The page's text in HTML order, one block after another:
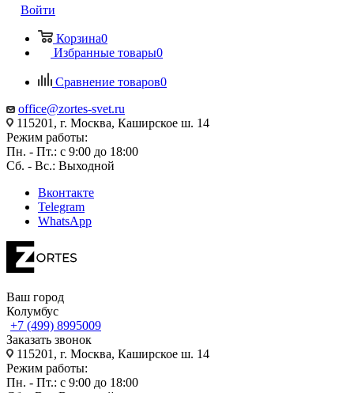
Войти
Корзина0
Избранные товары0
Сравнение товаров0
office@zortes-svet.ru
115201, г. Москва, Каширское ш. 14
Режим работы:
Пн. - Пт.: с 9:00 до 18:00
Сб. - Вс.: Выходной
Вконтакте
Telegram
WhatsApp
Ваш город
Колумбус
+7 (499) 8995009
Заказать звонок
115201, г. Москва, Каширское ш. 14
Режим работы:
Пн. - Пт.: с 9:00 до 18:00